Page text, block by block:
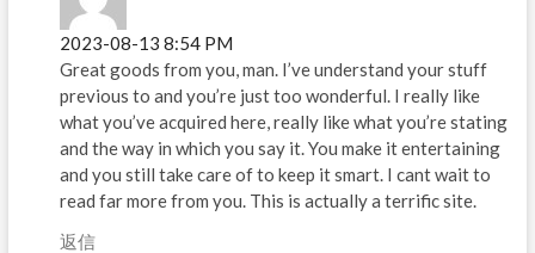
2023-08-13 8:54 PM
Great goods from you, man. I’ve understand your stuff
previous to and you’re just too wonderful. I really like
what you’ve acquired here, really like what you’re stating
and the way in which you say it. You make it entertaining
and you still take care of to keep it smart. I cant wait to
read far more from you. This is actually a terrific site.
返信